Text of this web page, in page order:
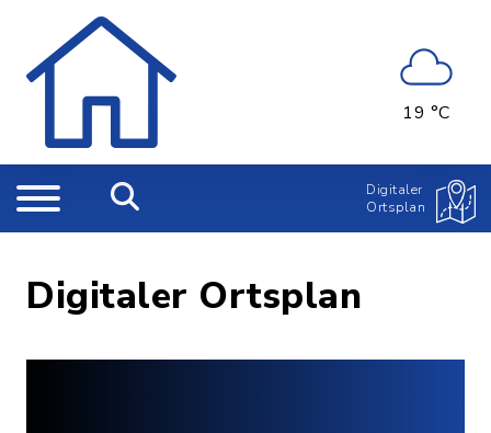
19 °C
Digitaler
Ortsplan
Digitaler Ortsplan